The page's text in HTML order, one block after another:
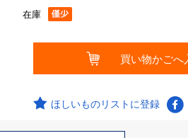
在庫
ほしいものリストに登録